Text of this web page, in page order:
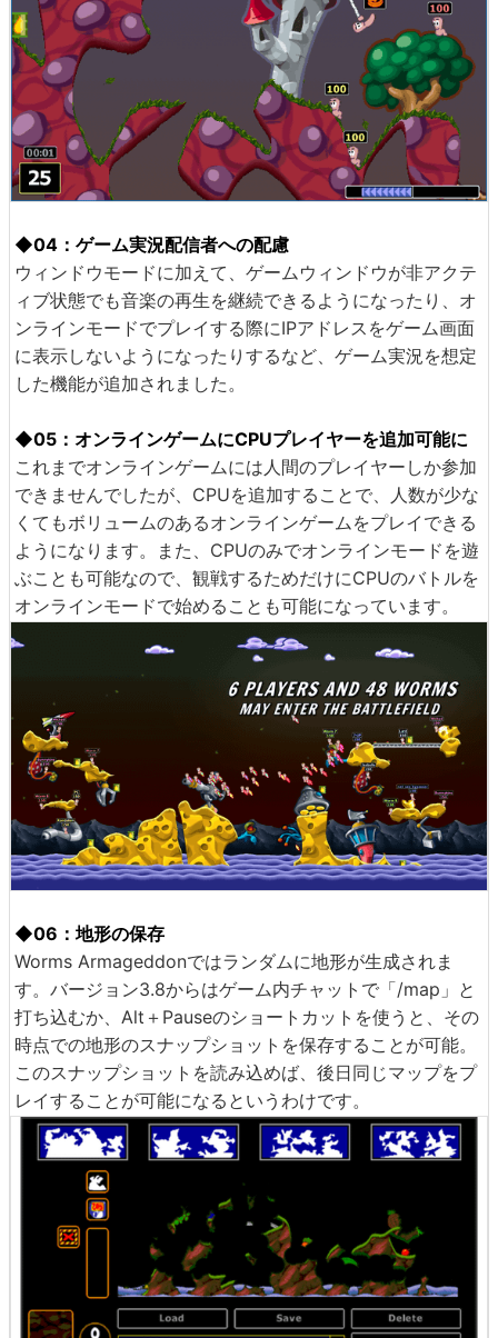
◆04：ゲーム実況配信者への配慮
ウィンドウモードに加えて、ゲームウィンドウが非アクテ
ィブ状態でも音楽の再生を継続できるようになったり、オ
ンラインモードでプレイする際にIPアドレスをゲーム画面
に表示しないようになったりするなど、ゲーム実況を想定
した機能が追加されました。
◆05：オンラインゲームにCPUプレイヤーを追加可能に
これまでオンラインゲームには人間のプレイヤーしか参加
できませんでしたが、CPUを追加することで、人数が少な
くてもボリュームのあるオンラインゲームをプレイできる
ようになります。また、CPUのみでオンラインモードを遊
ぶことも可能なので、観戦するためだけにCPUのバトルを
オンラインモードで始めることも可能になっています。
◆06：地形の保存
Worms Armageddonではランダムに地形が生成されま
す。バージョン3.8からはゲーム内チャットで「/map」と
打ち込むか、Alt＋Pauseのショートカットを使うと、その
時点での地形のスナップショットを保存することが可能。
このスナップショットを読み込めば、後日同じマップをプ
レイすることが可能になるというわけです。